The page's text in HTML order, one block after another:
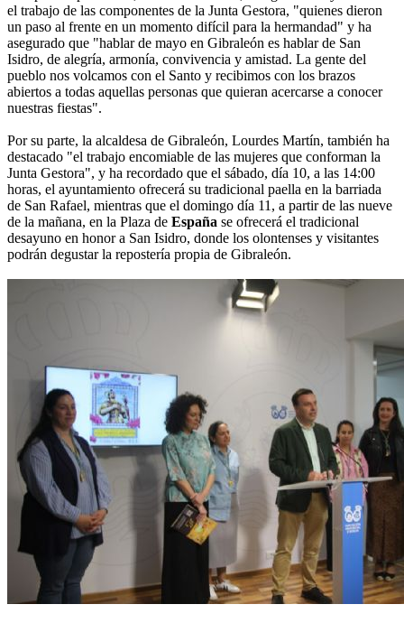
el trabajo de las componentes de la Junta Gestora, "quienes dieron
un paso al frente en un momento difícil para la hermandad" y ha
asegurado que "hablar de mayo en Gibraleón es hablar de San
Isidro, de alegría, armonía, convivencia y amistad. La gente del
pueblo nos volcamos con el Santo y recibimos con los brazos
abiertos a todas aquellas personas que quieran acercarse a conocer
nuestras fiestas".
Por su parte, la alcaldesa de Gibraleón, Lourdes Martín, también ha
destacado "el trabajo encomiable de las mujeres que conforman la
Junta Gestora", y ha recordado que el sábado, día 10, a las 14:00
horas, el ayuntamiento ofrecerá su tradicional paella en la barriada
de San Rafael, mientras que el domingo día 11, a partir de las nueve
de la mañana, en la Plaza de España se ofrecerá el tradicional
desayuno en honor a San Isidro, donde los olontenses y visitantes
podrán degustar la repostería propia de Gibraleón.